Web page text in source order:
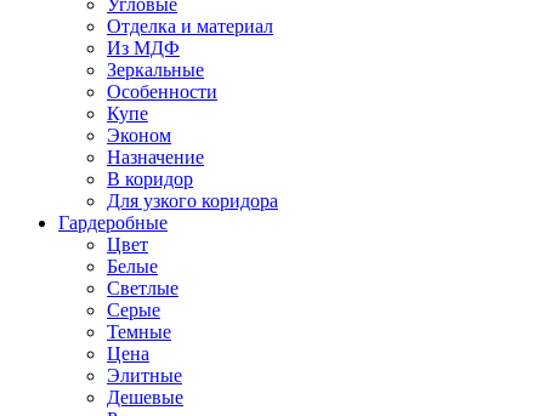
Угловые
Отделка и материал
Из МДФ
Зеркальные
Особенности
Купе
Эконом
Назначение
В коридор
Для узкого коридора
Гардеробные
Цвет
Белые
Светлые
Серые
Темные
Цена
Элитные
Дешевые